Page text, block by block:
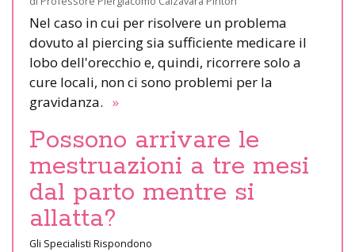
Nel caso in cui per risolvere un problema
dovuto al piercing sia sufficiente medicare il
lobo dell'orecchio e, quindi, ricorrere solo a
cure locali, non ci sono problemi per la
gravidanza. »
Possono arrivare le
mestruazioni a tre mesi
dal parto mentre si
allatta?
Gli Specialisti Rispondono